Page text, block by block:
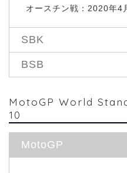
オースチン戦：2020年
SBK
BSB
MotoGP World
10
MotoGP